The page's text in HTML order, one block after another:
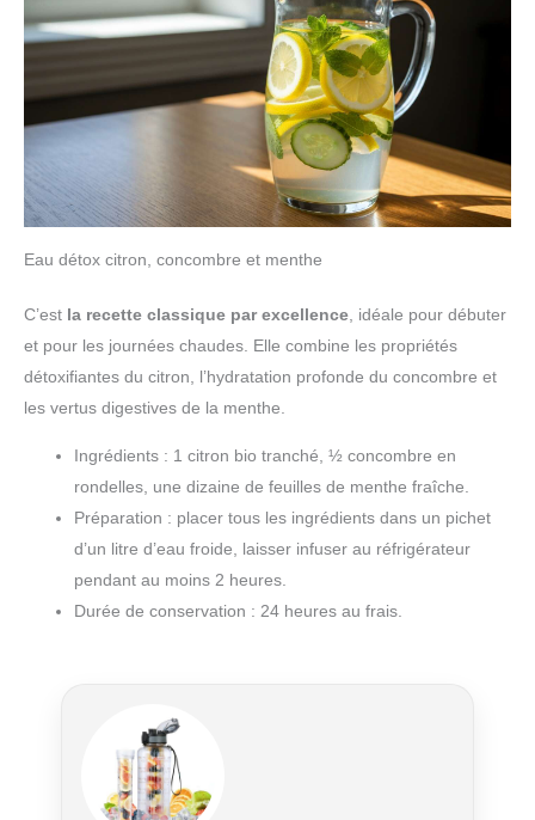
Eau détox citron, concombre et menthe
C’est la recette classique par excellence, idéale pour débuter
et pour les journées chaudes. Elle combine les propriétés
détoxifiantes du citron, l’hydratation profonde du concombre et
les vertus digestives de la menthe.
Ingrédients : 1 citron bio tranché, ½ concombre en
rondelles, une dizaine de feuilles de menthe fraîche.
Préparation : placer tous les ingrédients dans un pichet
d’un litre d’eau froide, laisser infuser au réfrigérateur
pendant au moins 2 heures.
Durée de conservation : 24 heures au frais.